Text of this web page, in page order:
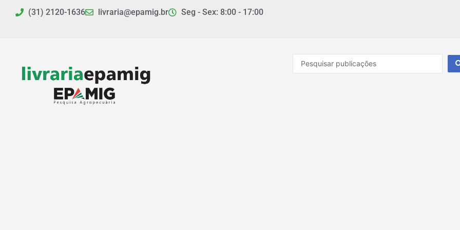
(31) 2120-1636 livraria@epamig.br Seg - Sex: 8:00 - 17:00
Pesquisar
...